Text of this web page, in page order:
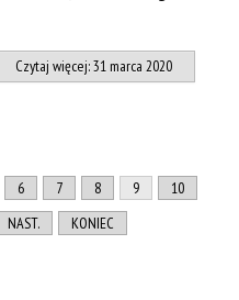
Czytaj więcej: 31 marca 2020
6 7 8 9
10
NAST. KONIEC